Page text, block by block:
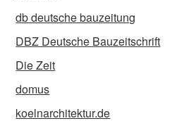
db deutsche bauzeitung
DBZ Deutsche Bauzeitschrift
Die Zeit
domus
koelnarchitektur.de